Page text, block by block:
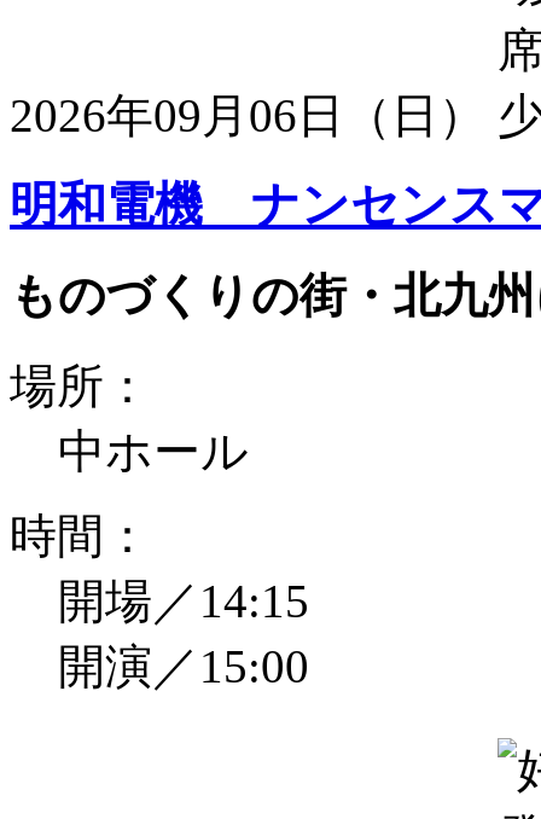
2026年09月06日（日）
明和電機 ナンセンス
ものづくりの街・北九
場所：
中ホール
時間：
開場／14:15
開演／15:00